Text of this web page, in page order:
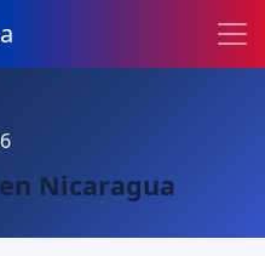
Nicaragua